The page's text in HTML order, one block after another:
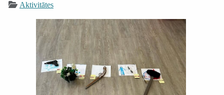
Aktivitātes